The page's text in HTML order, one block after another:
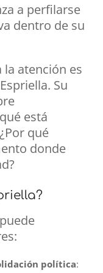
a perfilarse
dentro de su
la atención es
Su
está
qué
donde
política: